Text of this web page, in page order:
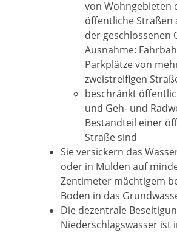
von Wohngebieten
öffentliche Straßen
der geschlossenen
Ausnahme:
Parkplätze von
zweistreifigen
beschränkt
und Geh- und
Bestandteil einer
Straße sind
Sie versickern das
oder in Mulden auf
Zentimeter mächtigem
Boden in das
Die dezentrale
Niederschlagswasser ist